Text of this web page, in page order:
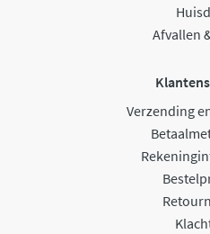
Afvallen
Verzending